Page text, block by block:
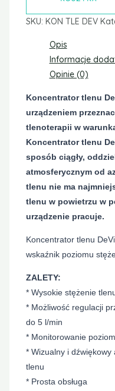
SKU: KON TLE DEV
Opis
Informacje
Opinie (0)
Koncentrator tlenu
urządzeniem
tlenoterapii w
Koncentrator tlenu
sposób ciągły,
atmosferycznym od
tlenu nie ma
tlenu w powietrzu w
urządzenie pracuje.
Koncentrator tlenu
wskaźnik poziomu
ZALETY:
* Wysokie stężenie
* Możliwość regulacji
do 5 l/min
* Monitorowanie
* Wizualny i
tlenu
* Prosta obsługa